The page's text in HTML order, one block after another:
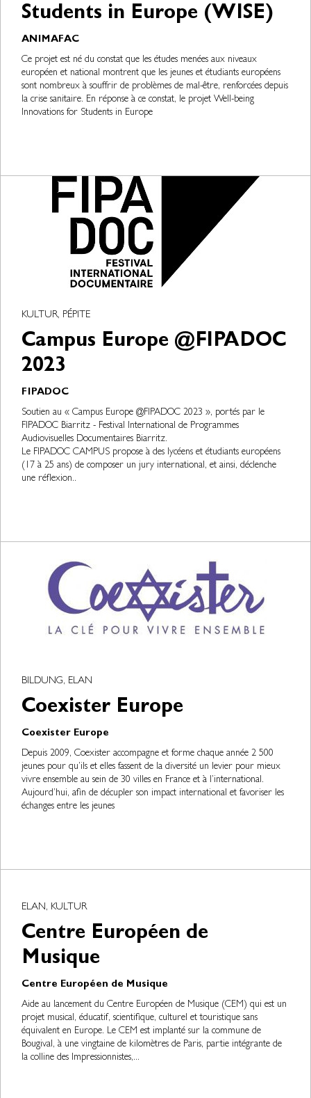
Students in Europe (WISE)
ANIMAFAC
Ce projet est né du constat que les études menées aux niveaux
européen et national montrent que les jeunes et étudiants européens
sont nombreux à souffrir de problèmes de mal-être, renforcées depuis
la crise sanitaire. En réponse à ce constat, le projet Well-being
Innovations for Students in Europe
KULTUR, PÉPITE
Campus Europe @FIPADOC
2023
FIPADOC
Soutien au « Campus Europe @FIPADOC 2023 », portés par le
FIPADOC Biarritz - Festival International de Programmes
Audiovisuelles Documentaires Biarritz.
Le FIPADOC CAMPUS propose à des lycéens et étudiants européens
(17 à 25 ans) de composer un jury international, et ainsi, déclenche
une réflexion..
BILDUNG, ELAN
Coexister Europe
Coexister Europe
Depuis 2009, Coexister accompagne et forme chaque année 2 500
jeunes pour qu’ils et elles fassent de la diversité un levier pour mieux
vivre ensemble au sein de 30 villes en France et à l’international.
Aujourd’hui, afin de décupler son impact international et favoriser les
échanges entre les jeunes
ELAN, KULTUR
Centre Européen de
Musique
Centre Européen de Musique
Aide au lancement du Centre Européen de Musique (CEM) qui est un
projet musical, éducatif, scientifique, culturel et touristique sans
équivalent en Europe. Le CEM est implanté sur la commune de
Bougival, à une vingtaine de kilomètres de Paris, partie intégrante de
la colline des Impressionnistes,...